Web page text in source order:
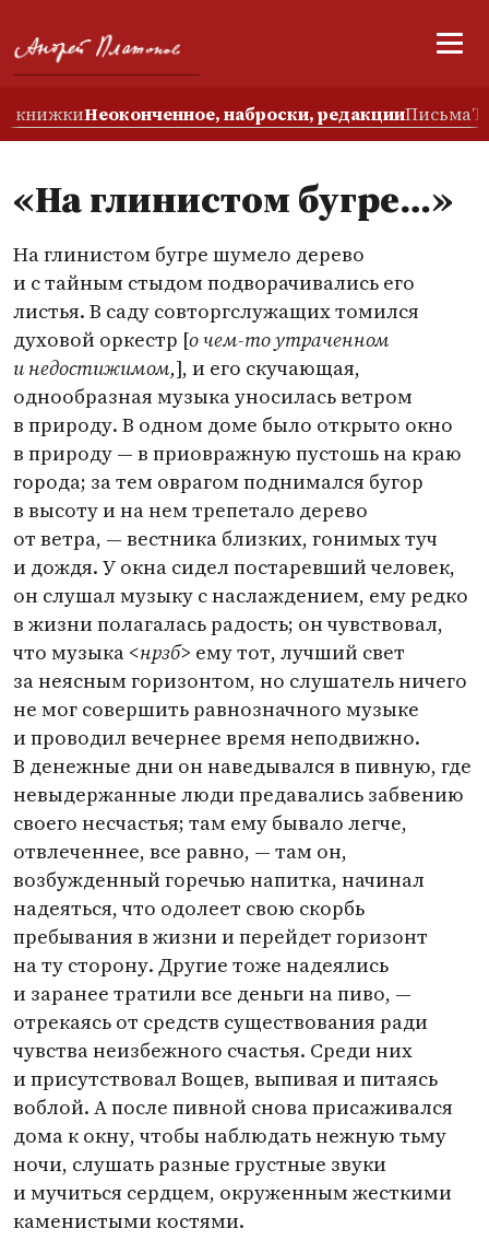
книжкиНеоконченное, наброски, редакцииПисьма
«На глинистом бугре…»
На глинистом бугре шумело дерево
и с тайным стыдом подворачивались его
листья. В саду совторгслужащих томился
духовой оркестр [о чем-то утраченном
и недостижимом,], и его скучающая,
однообразная музыка уносилась ветром
в природу. В одном доме было открыто окно
в природу — в приовражную пустошь на краю
города; за тем оврагом поднимался бугор
в высоту и на нем трепетало дерево
от ветра, — вестника близких, гонимых туч
и дождя. У окна сидел постаревший человек,
он слушал музыку с наслаждением, ему редко
в жизни полагалась радость; он чувствовал,
что музыка <нрзб> ему тот, лучший свет
за неясным горизонтом, но слушатель ничего
не мог совершить равнозначного музыке
и проводил вечернее время неподвижно.
В денежные дни он наведывался в пивную, где
невыдержанные люди предавались забвению
своего несчастья; там ему бывало легче,
отвлеченнее, все равно, — там он,
возбужденный горечью напитка, начинал
надеяться, что одолеет свою скорбь
пребывания в жизни и перейдет горизонт
на ту сторону. Другие тоже надеялись
и заранее тратили все деньги на пиво, —
отрекаясь от средств существования ради
чувства неизбежного счастья. Среди них
и присутствовал Вощев, выпивая и питаясь
воблой. А после пивной снова присаживался
дома к окну, чтобы наблюдать нежную тьму
ночи, слушать разные грустные звуки
и мучиться сердцем, окруженным жесткими
каменистыми костями.